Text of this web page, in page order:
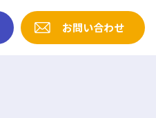
お問い合わせ